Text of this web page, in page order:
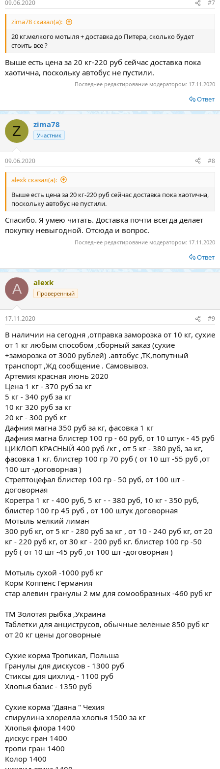
09.06.2020 #7
zima78 сказал(а):
20 кг.мелкого мотыля + доставка до Питера, сколько будет
стоить все ?
Выше есть цена за 20 кг-220 руб сейчас доставка пока
хаотична, поскольку автобус не пустили.
Последнее редактирование модератором: 17.11.2020
Ответ
Z zima78
Участник
09.06.2020 #8
alexk сказал(а):
Выше есть цена за 20 кг-220 руб сейчас доставка пока хаотична,
поскольку автобус не пустили.
Спасибо. Я умею читать. Доставка почти всегда делает
покупку невыгодной. Отсюда и вопрос.
Последнее редактирование модератором: 17.11.2020
Ответ
A alexk
Проверенный
17.11.2020 #9
В наличии на сегодня ,отправка заморозка от 10 кг, сухие
от 1 кг любым способом ,сборный заказ (сухие
+заморозка от 3000 рублей) .автобус ,ТК,попутный
транспорт ,Жд сообщение . Самовывоз.
Артемия красная июнь 2020
Цена 1 кг - 370 руб за кг
5 кг - 340 руб за кг
10 кг 320 руб за кг
20 кг - 300 руб кг
Дафния магна 350 руб за кг, фасовка 1 кг
Дафния магна блистер 100 гр - 60 руб, от 10 штук - 45 руб
ЦИКЛОП КРАСНЫЙ 400 руб /кг , от 5 кг - 380 руб, за кг,
фасовка 1 кг. блистер 100 гр 70 руб ( от 10 шт -55 руб ,от
100 шт -договорная )
Стрептоцефал блистер 100 гр - 50 руб, от 100 шт -
договорная
Коретра 1 кг - 400 руб, 5 кг - - 380 руб, 10 кг - 350 руб,
блистер 100 гр 45 руб , от 100 штук договорная
Мотыль мелкий лиман
300 руб кг, от 5 кг - 280 руб за кг , от 10 - 240 руб кг, от 20
кг - 220 руб кг, от 30 кг - 200 руб кг. блистер 100 гр -50
руб ( от 10 шт -45 руб ,от 100 шт -договорная )
Мотыль сухой -1000 руб кг
Корм Коппенс Германия
стар алевин гранулы 2 мм для сомообразных -460 руб кг
ТМ Золотая рыбка ,Украина
Таблетки для анциструсов, обычные зелёные 850 руб кг
от 20 кг цены договорные
Сухие корма Тропикал, Польша
Гранулы для дискусов - 1300 руб
Стиксы для цихлид - 1100 руб
Хлопья базис - 1350 руб
Сухие корма "Даяна " Чехия
спирулина хлорелла хлопья 1500 за кг
Хлопья флора 1400
дискус гран 1400
тропи гран 1400
Колор 1400